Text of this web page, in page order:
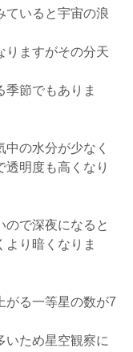
ていると宇宙の浪
りますがその分天
季節でもありま
の水分が少なく
透明度も高くなり
ので深夜になると
より暗くなりま
がる一等星の数が7
いため星空観察に